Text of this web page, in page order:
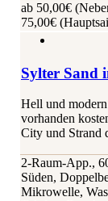
ab 50,00€
75,00€
Sylter Sand
Hell und
vorhanden
City und Strand
2-Raum-App.,
Süden,
Mikrowelle,